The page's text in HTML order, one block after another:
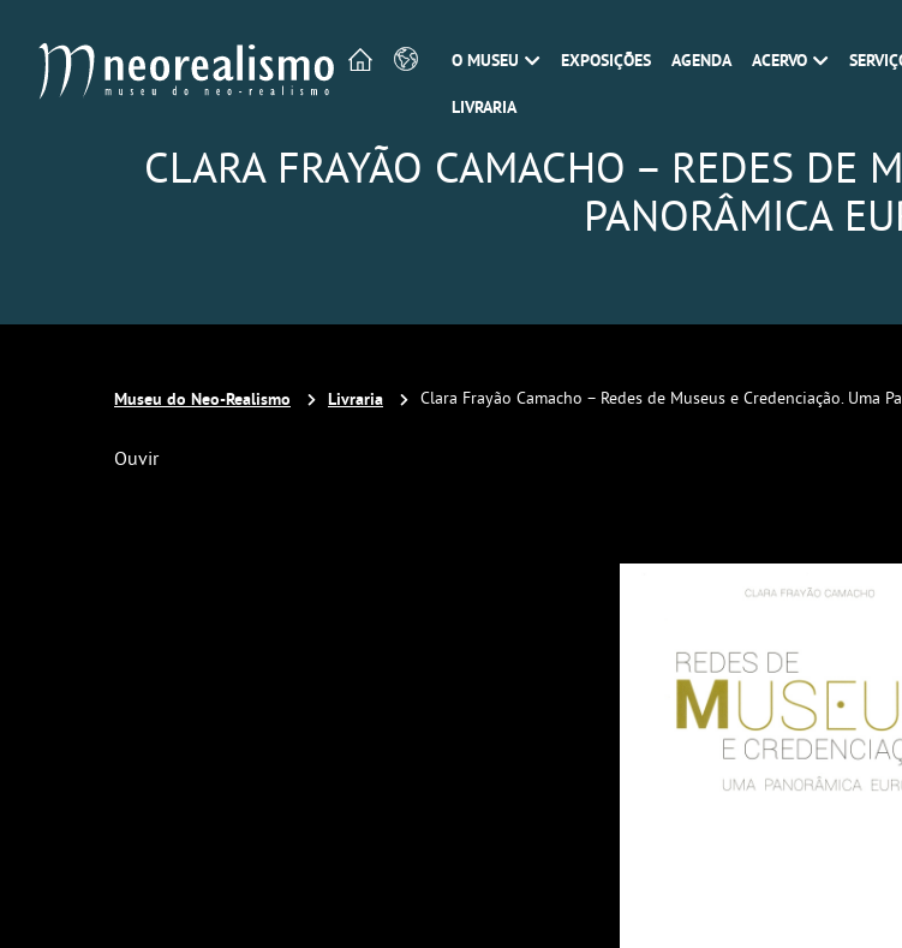
O MUSEU EXPOSIÇÕES AGENDA ACERVO
LIVRARIA
CLARA FRAYÃO CAMACHO – REDES DE
PANORÂMICA
Museu do Neo-Realismo Livraria Clara Frayão Camacho – Redes de Museus e Credenciação. Uma
Ouvir